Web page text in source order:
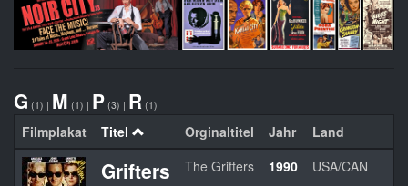
G (1) | M (1) | P (3) | R (1)
Filmplakat Titel Orginaltitel Jahr Land
Grifters The Grifters 1990 USA/CAN